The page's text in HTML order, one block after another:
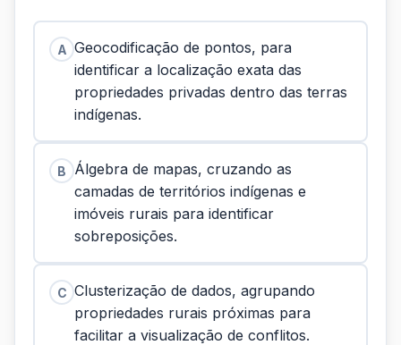
A Geocodificação de pontos, para
identificar a localização exata das
propriedades privadas dentro das terras
indígenas.
B
Álgebra de mapas, cruzando as
camadas de territórios indígenas e
imóveis rurais para identificar
sobreposições.
C Clusterização de dados, agrupando
propriedades rurais próximas para
facilitar a visualização de conflitos.